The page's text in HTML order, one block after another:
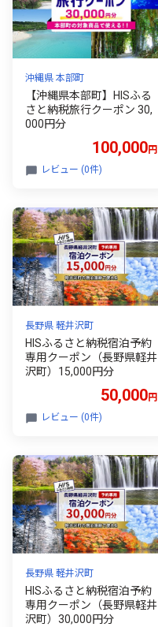
沖縄県 本部町
【沖縄県本部町】HISふる
さと納税旅行クーポン 30,
000円分
100,000円
レビュー (0件)
長野県 軽井沢町
HISふるさと納税宿泊予約
専用クーポン（長野県軽井
沢町）15,000円分
50,000円
レビュー (0件)
長野県 軽井沢町
HISふるさと納税宿泊予約
専用クーポン（長野県軽井
沢町）30,000円分